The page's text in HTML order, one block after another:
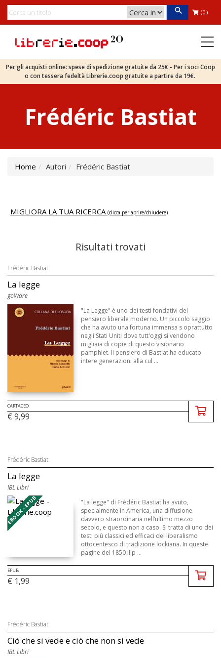
(0)
Per gli acquisti online: spese di spedizione gratuite da 25€ - Per i soci Coop
o con tessera fedeltà Librerie.coop gratuite a partire da 19€.
Frédéric Bastiat
Home Autori Frédéric Bastiat
MIGLIORA LA TUA RICERCA (clicca per aprire/chiudere)
Risultati trovati
Frédéric Bastiat
La legge
goWare
"La Legge" è uno dei testi fondativi del
pensiero liberale moderno. Un piccolo saggio
che ha avuto una fortuna immensa s oprattutto
negli Stati Uniti dove tutt'oggi si vendono
migliaia di copie di questo visionario
pamphlet. Il pensiero di Bastiat ha educato
intere generazioni alla cul ...
CARTACEO
€ 9,99
Frédéric Bastiat
La legge
IBL Libri
EBOOK - EPUB
"La legge" di Frédéric Bastiat ha avuto,
specialmente in America, una diffusione
davvero straordinaria nell’ultimo mezzo
secolo, e questo non a caso. Si tratta di uno dei
testi più classici ed efficaci del liberalismo
ottocentesco di tradizione lockiana. In queste
pagine del 1850 il p ...
EPUB
€ 1,99
Frédéric Bastiat
Ciò che si vede e ciò che non si vede
IBL Libri